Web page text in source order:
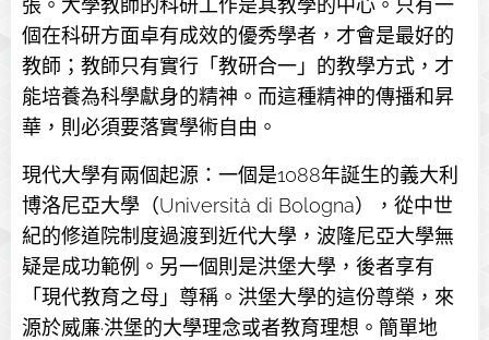
張。大學教師的科研工作是其教學的中心。只有一
個在科研方面卓有成效的優秀學者，才會是最好的
教師；教師只有實行「教研合一」的教學方式，才
能培養為科學獻身的精神。而這種精神的傳播和昇
華，則必須要落實學術自由。
現代大學有兩個起源：一個是1088年誕生的義大利
博洛尼亞大學（Università di Bologna），從中世
紀的修道院制度過渡到近代大學，波隆尼亞大學無
疑是成功範例。另一個則是洪堡大學，後者享有
「現代教育之母」尊稱。洪堡大學的這份尊榮，來
源於威廉·洪堡的大學理念或者教育理想。簡單地